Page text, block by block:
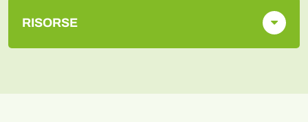
RISORSE